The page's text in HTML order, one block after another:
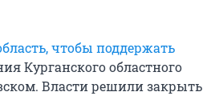
чтобы поддержать
Курганского областного
Власти решили закрыть